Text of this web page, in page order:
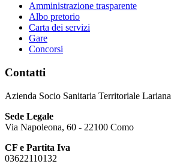
Amministrazione trasparente
Albo pretorio
Carta dei servizi
Gare
Concorsi
Contatti
Azienda Socio Sanitaria Territoriale Lariana
Sede Legale
Via Napoleona, 60 - 22100 Como
CF e Partita Iva
03622110132